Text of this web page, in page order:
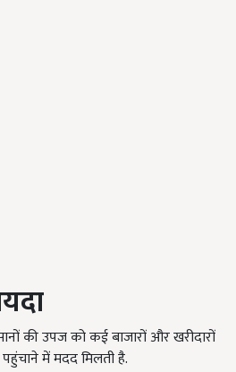
की उपज को कई बाजारों और खरीदारों
में मदद मिलती है.